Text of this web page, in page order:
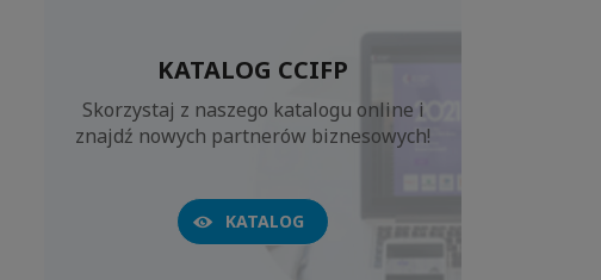
KATALOG CCIFP
Skorzystaj z naszego katalogu online i
znajdź nowych partnerów biznesowych!
KATALOG